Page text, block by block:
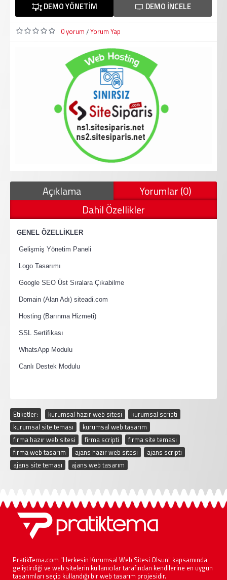
DEMO İNCELE
DEMO YÖNETIM
0 yorum /Yorum Yap
Açıklama
Yorumlar (0)
Dahil Özellikler
GENEL ÖZELLİKLER
Gelişmiş Yönetim Paneli
Logo Tasarımı
Google SEO Üst Sıralara Çıkabilme
Domain (Alan Adı) siteadi.com
Hosting (Barınma Hizmeti)
SSL Sertifikası
WhatsApp Modulu
Canlı Destek Modulu
Etiketler: kurumsal hazır web sitesi kurumsal scripti
kurumsal site teması
kurumsal web tasarım
firma hazır web sitesi
firma scripti firma site teması
firma web tasarım
ajans hazır web sitesi ajans scripti
ajans site teması
ajans web tasarım
PratikTema.com "Herkesin Kurumsal Web Sitesi Olsun" kapsamında
geliştirdiği ve web sitelerin kullanıcılar tarafından kendilerine en uygun
tasarımları seçip kullandığı bir web tasarım projesidir.